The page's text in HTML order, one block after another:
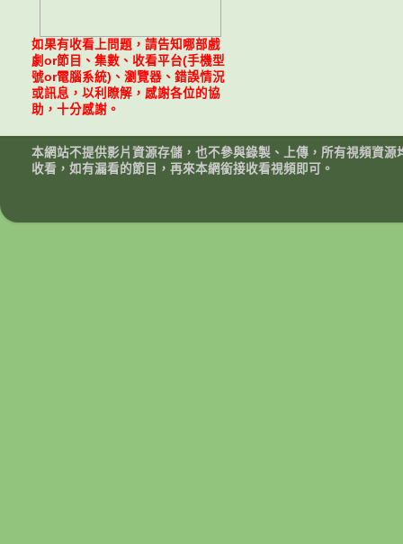
如果有收看上問題，請告知哪部戲
劇or節目、集數、收看平台(手機型
號or電腦系統)、瀏覽器、錯誤情況
或訊息，以利瞭解，感謝各位的協
助，十分感謝。
本網站不提供影片資源存儲，也不參與錄製、上傳，所有視頻資
收看，如有漏看的節目，再來本網銜接收看視頻即可。